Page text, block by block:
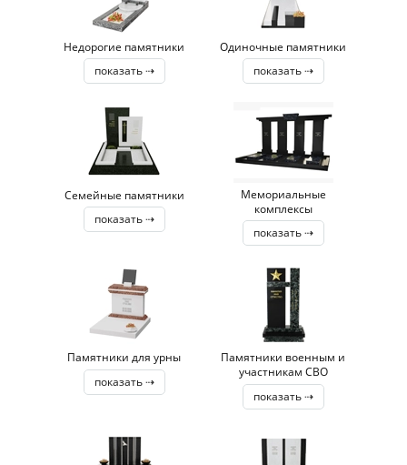
Недорогие памятники
показать ⇢
Одиночные памятники
показать ⇢
Семейные памятники
показать ⇢
Мемориальные
комплексы
показать ⇢
Памятники для урны
показать ⇢
Памятники военным и
участникам СВО
показать ⇢